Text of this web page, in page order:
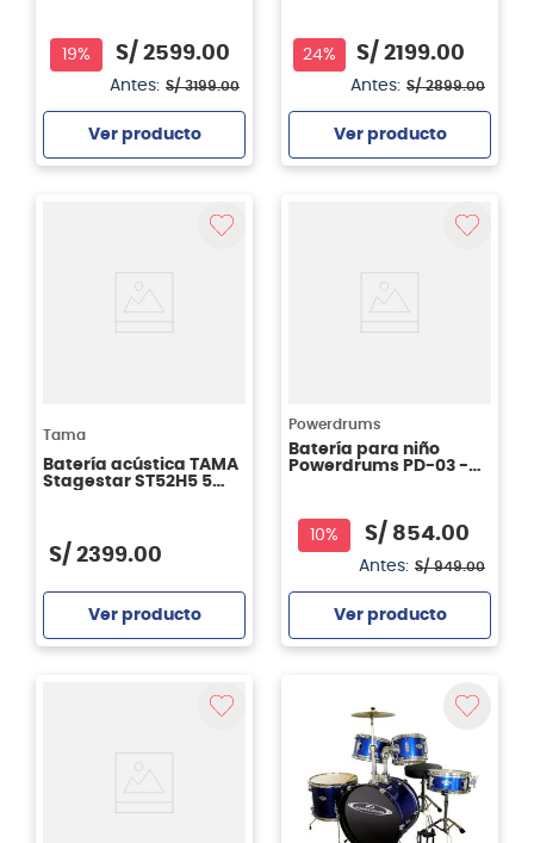
19% S/ 2599.00
Antes: S/ 3199.00
Ver producto
24% S/ 2199.00
Antes: S/ 2899.00
Ver producto
Tama
Batería acústica TAMA
Stagestar ST52H5 5
S/ 2399.00
Ver producto
Powerdrums
Batería para niño
Powerdrums PD-03 -
10% S/ 854.00
Antes: S/ 949.00
Ver producto